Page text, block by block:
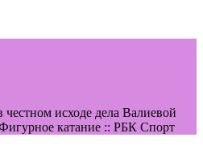
исходе дела Валиевой
катание :: РБК Спорт